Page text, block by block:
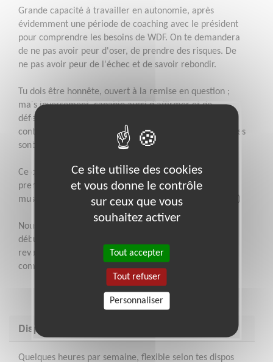
Grande capacité à travailler en autonomie, après
évidemment une période de coaching avec le président
pour comprendre les besoins de WDF. On te demandera
de ne pas avoir peur d'oser, de prendre des risques. De
ne pas avoir peur de l'échec et de savoir rebondir.
Tu dois être honnête, ouvert à la remise en question ;
mais inversement, capable aussi d'affirmer et de
défendre tes positions. Tu n'as pas peur des
contradictions et des critiques, tu les prends comme elles
sont: un écho.
Ce qu'on attend, c'est surtout quelqu'un de fiable qui
prendra cette fonction avec beaucoup d'entrain. être
musicien n'est pas obligatoire mais c'est un sacré plus ;)
Nous avons mis un âge assez bas et somme ouvert aux
débutants qui souhaiteraient faire leur griffes, en
revanche il faut avoir un intérêt certain pour la
communication.
Disponibilité demandée
Quelques heures par semaine, flexible selon tes dispos
Ce site utilise des cookies
et vous donne le contrôle
sur ceux que vous
souhaitez activer
Tout accepter
Tout refuser
Personnaliser